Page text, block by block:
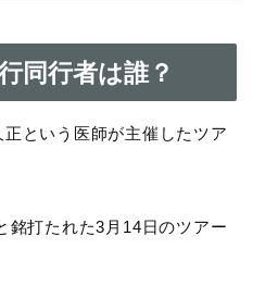
同行者は誰？
という医師が主催したツア
銘打たれた3月14日のツアー